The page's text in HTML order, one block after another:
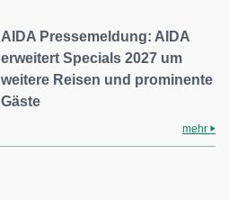
AIDA Pressemeldung: AIDA
erweitert Specials 2027 um
weitere Reisen und prominente
Gäste
mehr